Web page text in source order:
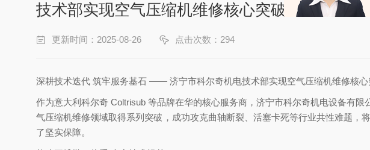
技术部实现空气压缩机维修核心突破
更新时间：2025-08-26 点击次数：294
深耕技术迭代 筑牢服务基石 —— 济宁市科尔奇机电技术部实现空气压缩机维修核心
作为意大利科尔奇 Coltrisub 等品牌在华的核心服务商，济宁市科尔奇机电设备有
气压缩机维修领域取得系列突破，成功攻克曲轴断裂、活塞卡死等行业共性难题
了坚实保障。